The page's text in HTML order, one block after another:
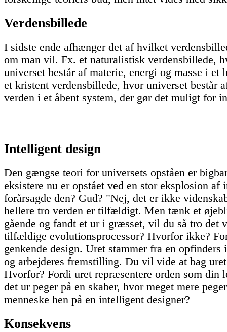
Verdensbillede
I sidste ende afhænger det af hvilket
om man vil. Fx. et naturalistisk verdensbillede,
universet består af materie, energi og masse i et
et kristent verdensbillede, hvor universet består
verden i et åbent system, der gør det muligt for
Intelligent design
Den gængse teori for universets opståen er
eksistere nu er opstået ved en stor eksplosion af
forårsagde den? Gud? "Nej, det er ikke
hellere tro verden er tilfældigt. Men tænk et
gående og fandt et ur i græsset, vil du så tro det
tilfældige evolutionsprocessor? Hvorfor ikke?
genkende design. Uret stammer fra en opfinders
og arbejderes fremstilling. Du vil vide at bag
Hvorfor? Fordi uret repræsentere orden som din
det ur peger på en skaber, hvor meget mere
menneske hen på en intelligent designer?
Konsekvens